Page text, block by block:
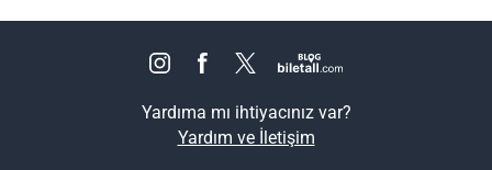
Yardıma mı ihtiyacınız var?
Yardım ve İletişim